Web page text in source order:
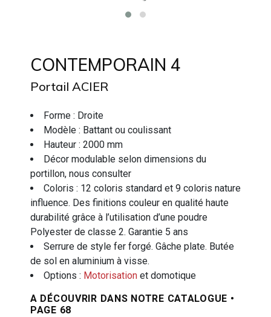
CONTEMPORAIN 4
Portail ACIER
Forme : Droite
Modèle : Battant ou coulissant
Hauteur : 2000 mm
Décor modulable selon dimensions du
portillon, nous consulter
Coloris : 12 coloris standard et 9 coloris nature
influence. Des finitions couleur en qualité haute
durabilité grâce à l’utilisation d’une poudre
Polyester de classe 2. Garantie 5 ans
Serrure de style fer forgé. Gâche plate. Butée
de sol en aluminium à visse.
Options : Motorisation et domotique
A DÉCOUVRIR DANS NOTRE CATALOGUE •
PAGE 68